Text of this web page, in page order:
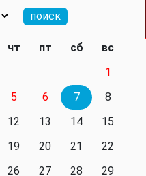
региона
больше не будет
приходится все
самому
чт пт сб
вс
1
5 6 7
8
12 13 14
15
19 20 21
22
26 27 28
29